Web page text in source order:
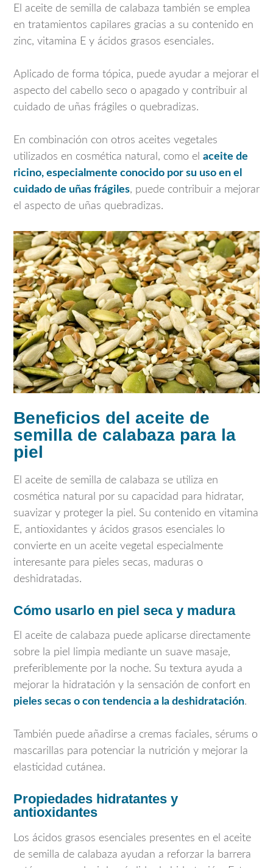
El aceite de semilla de calabaza también se emplea
en tratamientos capilares gracias a su contenido en
zinc, vitamina E y ácidos grasos esenciales.
Aplicado de forma tópica, puede ayudar a mejorar el
aspecto del cabello seco o apagado y contribuir al
cuidado de uñas frágiles o quebradizas.
En combinación con otros aceites vegetales
utilizados en cosmética natural, como el aceite de
ricino, especialmente conocido por su uso en el
cuidado de uñas frágiles, puede contribuir a mejorar
el aspecto de uñas quebradizas.
Beneficios del aceite de
semilla de calabaza para la
piel
El aceite de semilla de calabaza se utiliza en
cosmética natural por su capacidad para hidratar,
suavizar y proteger la piel. Su contenido en vitamina
E, antioxidantes y ácidos grasos esenciales lo
convierte en un aceite vegetal especialmente
interesante para pieles secas, maduras o
deshidratadas.
Cómo usarlo en piel seca y madura
El aceite de calabaza puede aplicarse directamente
sobre la piel limpia mediante un suave masaje,
preferiblemente por la noche. Su textura ayuda a
mejorar la hidratación y la sensación de confort en
pieles secas o con tendencia a la deshidratación.
También puede añadirse a cremas faciales, sérums o
mascarillas para potenciar la nutrición y mejorar la
elasticidad cutánea.
Propiedades hidratantes y
antioxidantes
Los ácidos grasos esenciales presentes en el aceite
de semilla de calabaza ayudan a reforzar la barrera